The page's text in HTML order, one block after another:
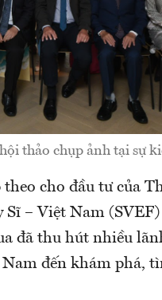
thảo chụp ảnh tại sự
cho đầu tư của
– Việt Nam
đã thu hút nhiều
đến khám phá,